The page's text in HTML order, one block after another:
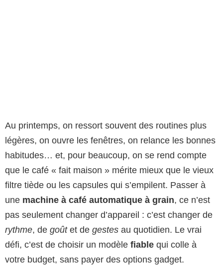
Au printemps, on ressort souvent des routines plus
légères, on ouvre les fenêtres, on relance les bonnes
habitudes… et, pour beaucoup, on se rend compte
que le café « fait maison » mérite mieux que le vieux
filtre tiède ou les capsules qui s’empilent. Passer à
une machine à café automatique à grain, ce n’est
pas seulement changer d’appareil : c’est changer de
rythme, de goûtet de gestes au quotidien. Le vrai
défi, c’est de choisir un modèle fiable qui colle à
votre budget, sans payer des options gadget.